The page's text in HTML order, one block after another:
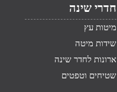
חדרי שינה
מיטות עץ
שידות מיטה
ארונות לחדר שינה
שטיחים וטפטים